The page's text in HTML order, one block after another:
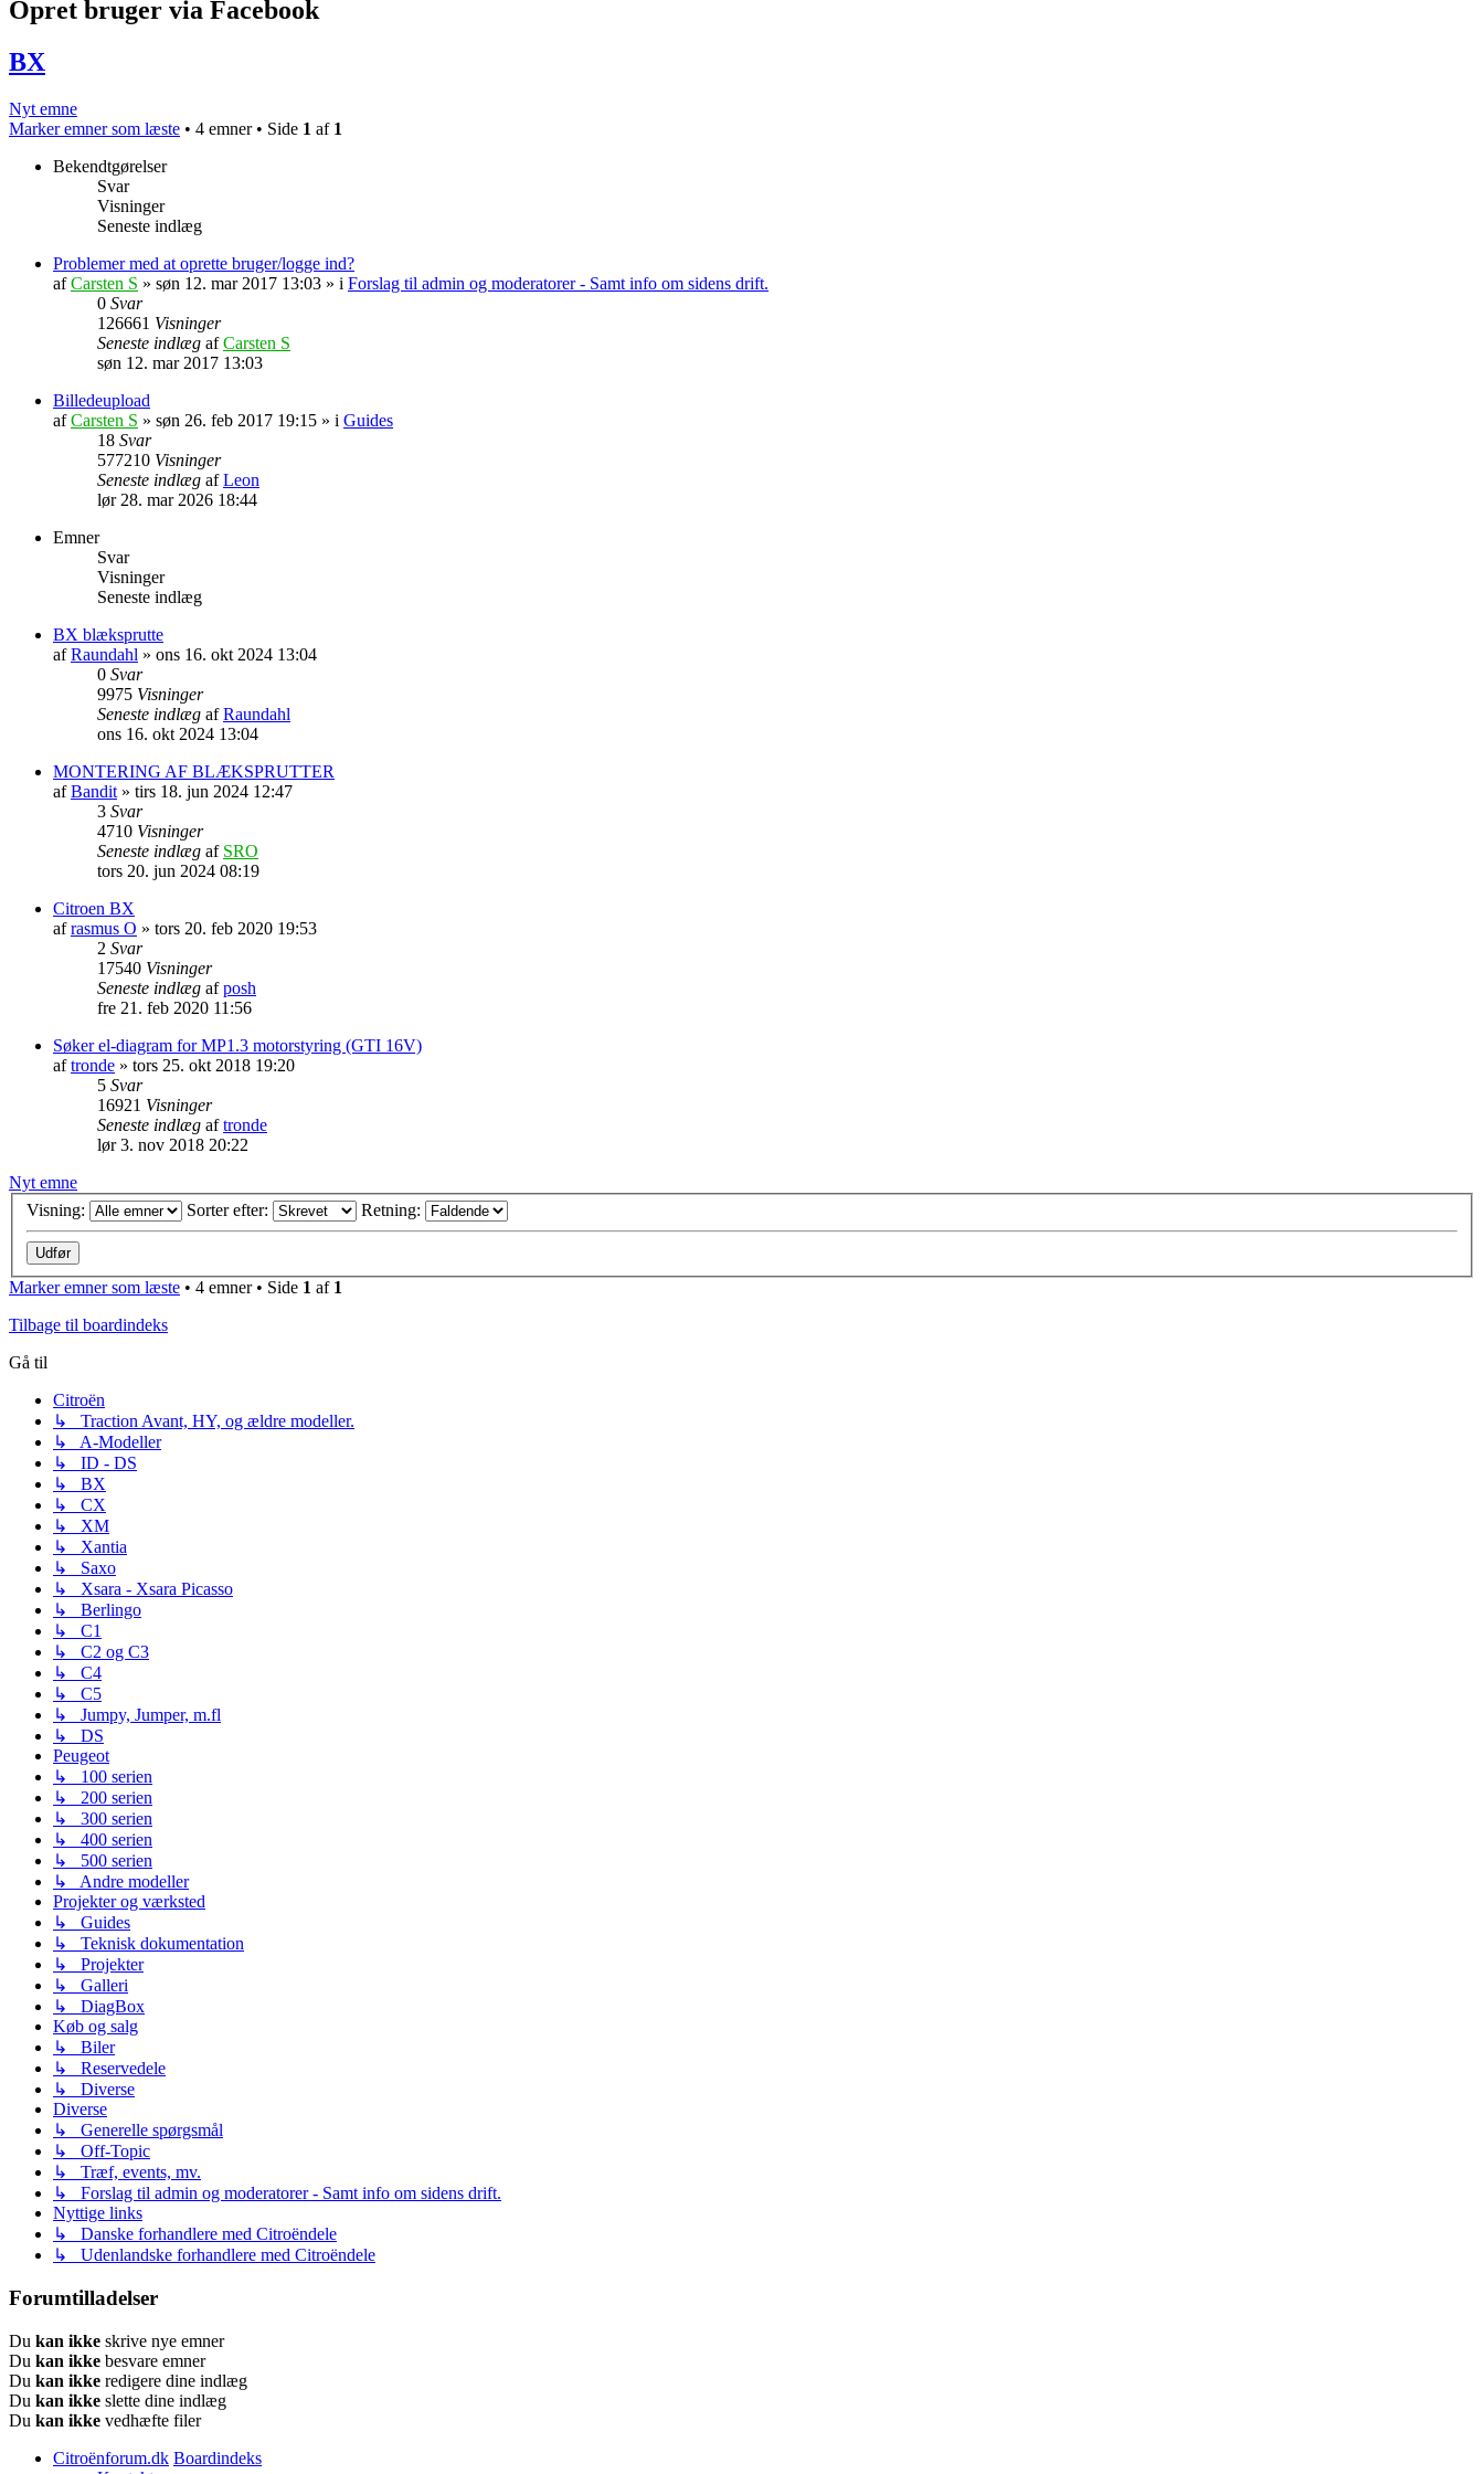
Opret bruger via Facebook
BX
Nyt emne
Marker emner som læste • 4 emner • Side 1 af 1
Bekendtgørelser
Svar
Visninger
Seneste indlæg
Problemer med at oprette bruger/logge ind?
afCarsten S » søn 12. mar 2017 13:03 » i Forslag til admin og moderatorer - Samt info om sidens drift.
0 Svar
126661 Visninger
Seneste indlæg afCarsten S
søn 12. mar 2017 13:03
Billedeupload
afCarsten S » søn 26. feb 2017 19:15 » i Guides
18 Svar
577210 Visninger
Seneste indlæg afLeon
lør 28. mar 2026 18:44
Emner
Svar
Visninger
Seneste indlæg
BX blæksprutte
afRaundahl » ons 16. okt 2024 13:04
0 Svar
9975 Visninger
Seneste indlæg afRaundahl
ons 16. okt 2024 13:04
MONTERING AF BLÆKSPRUTTER
afBandit » tirs 18. jun 2024 12:47
3 Svar
4710 Visninger
Seneste indlæg af SRO
tors 20. jun 2024 08:19
Citroen BX
afrasmus O » tors 20. feb 2020 19:53
2 Svar
17540 Visninger
Seneste indlæg afposh
fre 21. feb 2020 11:56
Søker el-diagram for MP1.3 motorstyring (GTI 16V)
aftronde » tors 25. okt 2018 19:20
5 Svar
16921 Visninger
Seneste indlæg aftronde
lør 3. nov 2018 20:22
Nyt emne
Visning:
Sorter efter: Retning:
Marker emner som læste • 4 emner • Side 1 af 1
Tilbage til boardindeks
Gå til
Citroën
↳ Traction Avant, HY, og ældre modeller.
↳ A-Modeller
↳ ID - DS
↳ BX
↳ CX
↳ XM
↳ Xantia
↳ Saxo
↳ Xsara - Xsara Picasso
↳ Berlingo
↳ C1
↳ C2 og C3
↳ C4
↳ C5
↳ Jumpy, Jumper, m.fl
↳ DS
Peugeot
↳ 100 serien
↳ 200 serien
↳ 300 serien
↳ 400 serien
↳ 500 serien
↳ Andre modeller
Projekter og værksted
↳ Guides
↳ Teknisk dokumentation
↳ Projekter
↳ Galleri
↳ DiagBox
Køb og salg
↳ Biler
↳ Reservedele
↳ Diverse
Diverse
↳ Generelle spørgsmål
↳ Off-Topic
↳ Træf, events, mv.
↳ Forslag til admin og moderatorer - Samt info om sidens drift.
Nyttige links
↳ Danske forhandlere med Citroëndele
↳ Udenlandske forhandlere med Citroëndele
Forumtilladelser
Du kan ikke skrive nye emner
Du kan ikke besvare emner
Du kan ikke redigere dine indlæg
Du kan ikke slette dine indlæg
Du kan ikke vedhæfte filer
Citroënforum.dk Boardindeks